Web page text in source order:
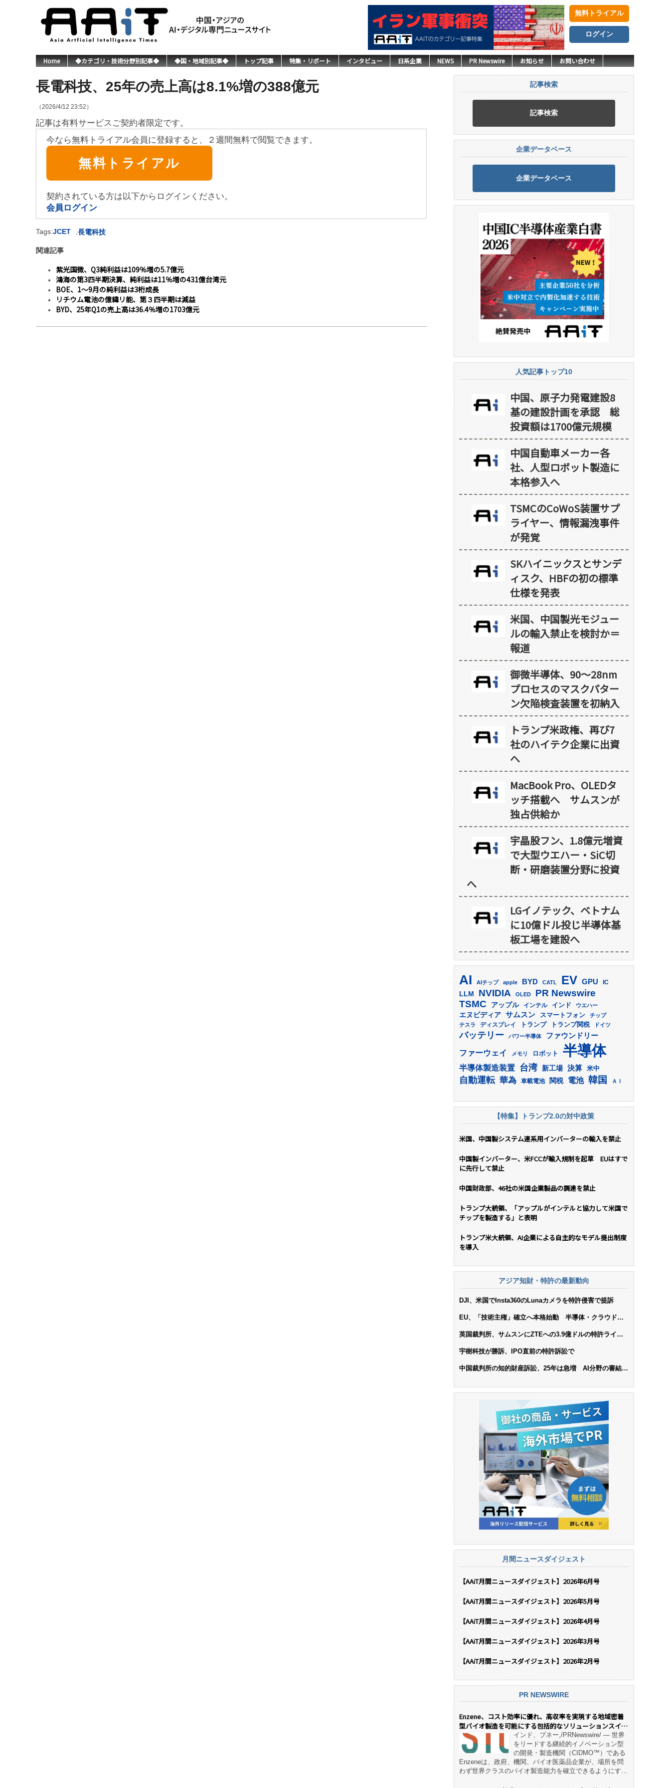
無料トライアル
ログイン
Home ◆カテゴリ・技術分野別記事◆ ◆国・地域別記事◆ トップ記事 特集・リポート インタビュー 日系企業 NEWS PR Newswire お知らせ お問い合わせ
長電科技、25年の売上高は8.1%増の388億元
（2026/4/12 23:52）
記事は有料サービスご契約者限定です。
今なら無料トライアル会員に登録すると、２週間無料で閲覧できます。
無料トライアル
契約されている方は以下からログインください。
会員ログイン
Tags:JCET 長電科技
関連記事
紫光国微、Q3純利益は109％増の5.7億元
鴻海の第3四半期決算、純利益は11％増の431億台湾元
BOE、1〜9月の純利益は3桁成長
リチウム電池の億緯リ能、第３四半期は減益
BYD、25年Q1の売上高は36.4％増の1703億元
記事検索
記事検索
企業データベース
企業データベース
人気記事トップ10
中国、原子力発電建設8
基の建設計画を承認 総
投資額は1700億元規模
中国自動車メーカー各
社、人型ロボット製造に
本格参入へ
TSMCのCoWoS装置サプ
ライヤー、情報漏洩事件
が発覚
SKハイニックスとサンデ
ィスク、HBFの初の標準
仕様を発表
米国、中国製光モジュー
ルの輸入禁止を検討か＝
報道
御微半導体、90～28nm
プロセスのマスクパター
ン欠陥検査装置を初納入
トランプ米政権、再び7
社のハイテク企業に出資
へ
MacBook Pro、OLEDタ
ッチ搭載へ サムスンが
独占供給か
宇晶股フン、1.8億元増資
で大型ウエハー・SiC切
断・研磨装置分野に投資
へ
LGイノテック、ベトナム
に10億ドル投じ半導体基
板工場を建設へ
AI AIチップ apple BYD CATL EV GPU IC
LLM NVIDIA OLED PR Newswire
TSMC アップル インテル インド ウエハー
エヌビディア サムスン スマートフォン
チップ
テスラ
ディスプレイ トランプ トランプ関税 ドイツ
バッテリー パワー半導体 ファウンドリー
ファーウェイ メモリ ロボット 半導体
半導体製造装置 台湾 新工場 決算 米中
自動運転 華為 車載電池 関税 電池 韓国 ＡＩ
【特集】トランプ2.0の対中政策
米国、中国製システム連系用インバーターの輸入を禁止
中国製インバーター、米FCCが輸入規制を起草 EUはすで
に先行して禁止
中国財政部、46社の米国企業製品の調達を禁止
トランプ大統領、「アップルがインテルと協力して米国で
チップを製造する」と表明
トランプ米大統領、AI企業による自主的なモデル提出制度
を導入
アジア知財・特許の最新動向
DJI、米国でInsta360のLunaカメラを特許侵害で提訴
EU、「技術主権」確立へ本格始動 半導体・クラウド・
英国裁判所、サムスンにZTEへの3.9億ドルの特許ライセ
宇樹科技が勝訴、IPO直前の特許訴訟で
中国裁判所の知的財産訴訟、25年は急増 AI分野の審結件
月間ニュースダイジェスト
【AAiT月間ニュースダイジェスト】2026年6月号
【AAiT月間ニュースダイジェスト】2026年5月号
【AAiT月間ニュースダイジェスト】2026年4月号
【AAiT月間ニュースダイジェスト】2026年3月号
【AAiT月間ニュースダイジェスト】2026年2月号
PR NEWSWIRE
Enzene、コスト効率に優れ、高収率を実現する地域密着
型バイオ製造を可能にする包括的なソリューションスイー
ト「NeX™」 をリリースインド、プネー,/PRNewswire/ — 世界
をリードする継続的イノベーション型
の開発・製造機関（CIDMO™）である
Enzeneは、政府、機関、バイオ医薬品企業が、場所を問
わず世界クラスのバイオ製造能力を確立できるようにす